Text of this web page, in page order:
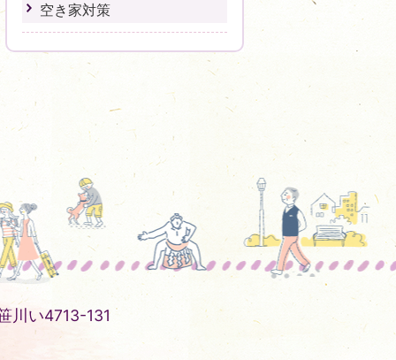
空き家対策
川い4713-131